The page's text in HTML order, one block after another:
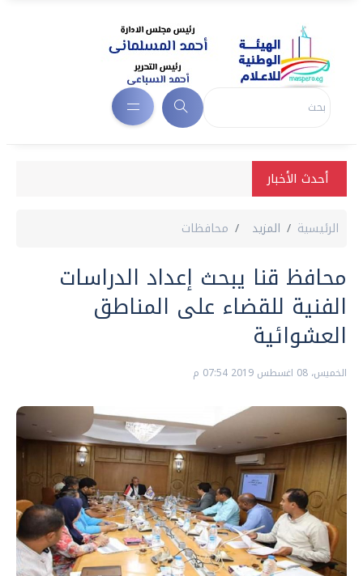
أحدث الأخبار
الرئيسية المزيد محافظات
محافظ قنا يبحث إعداد الدراسات
الفنية للقضاء على المناطق
العشوائية
الخميس، 08 اغسطس 2019 07:54 م